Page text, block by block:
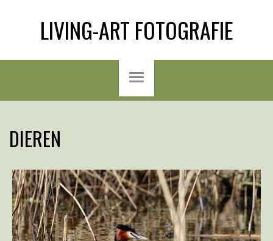
LIVING-ART FOTOGRAFIE
DIEREN